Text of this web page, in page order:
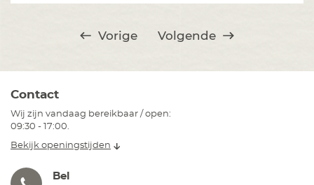
Vorige Volgende
Bel
Contact
Wij zijn vandaag bereikbaar / open:
09:30 - 17:00.
Bekijk openingstijden